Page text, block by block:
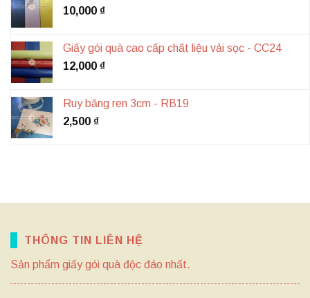
10,000 ₫
Giấy gói quà cao cấp chất liệu vải sọc - CC24
12,000 ₫
Ruy băng ren 3cm - RB19
2,500 ₫
THÔNG TIN LIÊN HỆ
Sản phẩm giấy gói quà độc đáo nhất.